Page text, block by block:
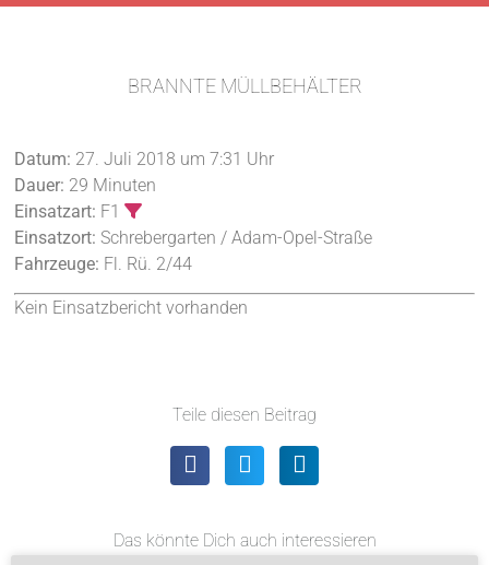
BRANNTE MÜLLBEHÄLTER
Datum: 27. Juli 2018 um 7:31 Uhr
Dauer: 29 Minuten
Einsatzart: F1
Einsatzort: Schrebergarten / Adam-Opel-Straße
Fahrzeuge: Fl. Rü. 2/44
Kein Einsatzbericht vorhanden
Teile diesen Beitrag
Das könnte Dich auch interessieren